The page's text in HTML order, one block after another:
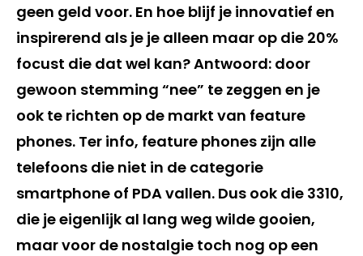
geen geld voor. En hoe blijf je innovatief en
inspirerend als je je alleen maar op die 20%
focust die dat wel kan? Antwoord: door
gewoon stemming “nee” te zeggen en je
ook te richten op de markt van feature
phones. Ter info, feature phones zijn alle
telefoons die niet in de categorie
smartphone of PDA vallen. Dus ook die 3310,
die je eigenlijk al lang weg wilde gooien,
maar voor de nostalgie toch nog op een